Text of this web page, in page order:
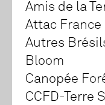
Amis de la
Attac France
Autres
Bloom
Canopée
CCFD-Terre